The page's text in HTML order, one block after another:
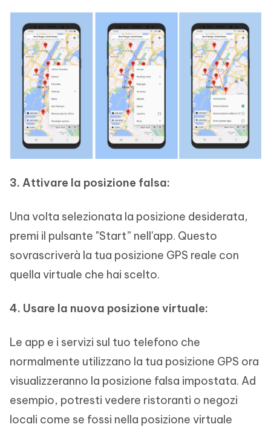
3. Attivare la posizione falsa:
Una volta selezionata la posizione desiderata,
premi il pulsante "Start” nell'app. Questo
sovrascriverà la tua posizione GPS reale con
quella virtuale che hai scelto.
4. Usare la nuova posizione virtuale:
Le app e i servizi sul tuo telefono che
normalmente utilizzano la tua posizione GPS ora
visualizzeranno la posizione falsa impostata. Ad
esempio, potresti vedere ristoranti o negozi
locali come se fossi nella posizione virtuale